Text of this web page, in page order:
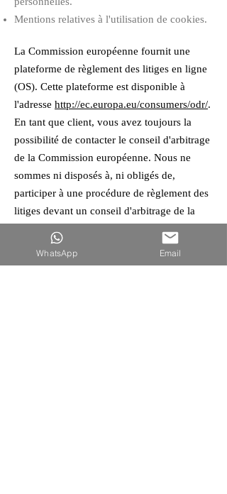
Mentions relatives à l'utilisation de cookies.
La Commission européenne fournit une
plateforme de règlement des litiges en ligne
(OS). Cette plateforme est disponible à
l'adresse http://ec.europa.eu/consumers/odr/.
En tant que client, vous avez toujours la
possibilité de contacter le conseil d'arbitrage
de la Commission européenne. Nous ne
sommes ni disposés à, ni obligés de,
participer à une procédure de règlement des
litiges devant un conseil d'arbitrage de la
WhatsApp Email